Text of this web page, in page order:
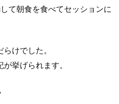
て朝食を食べてセッションに
けでした。
挙げられます。